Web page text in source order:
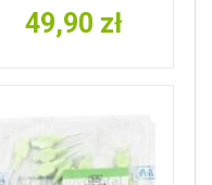
49,90 zł